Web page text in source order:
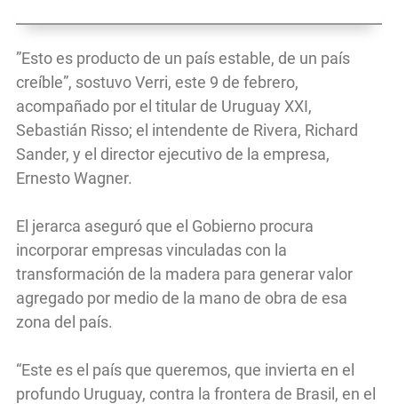
”Esto es producto de un país estable, de un país
creíble”, sostuvo Verri, este 9 de febrero,
acompañado por el titular de Uruguay XXI,
Sebastián Risso; el intendente de Rivera, Richard
Sander, y el director ejecutivo de la empresa,
Ernesto Wagner.
El jerarca aseguró que el Gobierno procura
incorporar empresas vinculadas con la
transformación de la madera para generar valor
agregado por medio de la mano de obra de esa
zona del país.
“Este es el país que queremos, que invierta en el
profundo Uruguay, contra la frontera de Brasil, en el